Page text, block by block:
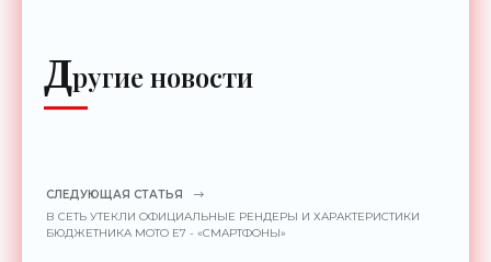
Другие новости
СЛЕДУЮЩАЯ СТАТЬЯ
В СЕТЬ УТЕКЛИ ОФИЦИАЛЬНЫЕ РЕНДЕРЫ И ХАРАКТЕРИСТИКИ
БЮДЖЕТНИКА MOTO E7 - «СМАРТФОНЫ»